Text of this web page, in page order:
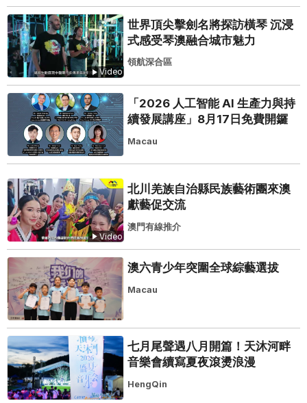
Video
世界頂尖擊劍名將探訪橫琴 沉浸
式感受琴澳融合城市魅力
領航深合區
「2026 人工智能 AI 生產力與持
續發展講座」8月17日免費開鑼
Macau
Video
北川羌族自治縣民族藝術團來澳
獻藝促交流
澳門有線推介
澳六青少年突圍全球綜藝選拔
Macau
七月尾聲遇八月開篇！天沐河畔
音樂會續寫夏夜滾燙浪漫
HengQin